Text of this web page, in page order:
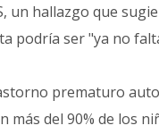
un hallazgo que
podría ser "ya no
prematuro
más del 90% de los